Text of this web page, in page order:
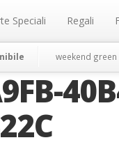
Speciali Regali
weekend green